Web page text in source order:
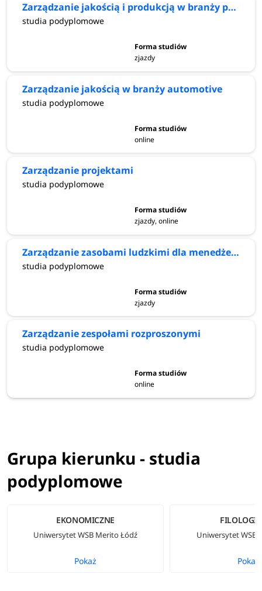
Zarządzanie jakością i produkcją w branży produkcyjnej
studia podyplomowe
zjazdy
Zarządzanie jakością w branży automotive
studia podyplomowe
online
Zarządzanie projektami
studia podyplomowe
zjazdy, online
Zarządzanie zasobami ludzkimi dla menedżerów
studia podyplomowe
zjazdy
Zarządzanie zespołami rozproszonymi
studia podyplomowe
online
Grupa kierunku - studia
podyplomowe
EKONOMICZNE
Uniwersytet WSB Merito Łódź
Pokaż
Uniwersytet WSB
Pokaż